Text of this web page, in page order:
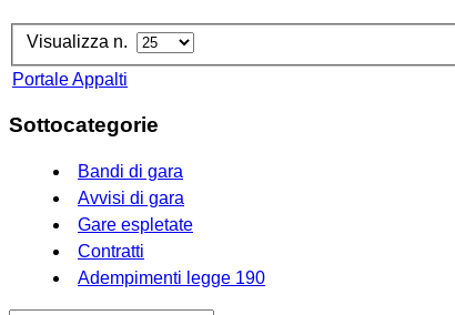
Visualizza n.
Portale Appalti
Sottocategorie
Bandi di gara
Avvisi di gara
Gare espletate
Contratti
Adempimenti legge 190